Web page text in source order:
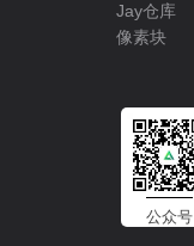
Jay仓库
像素块
公众号